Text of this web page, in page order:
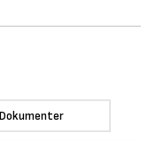
Dokumenter